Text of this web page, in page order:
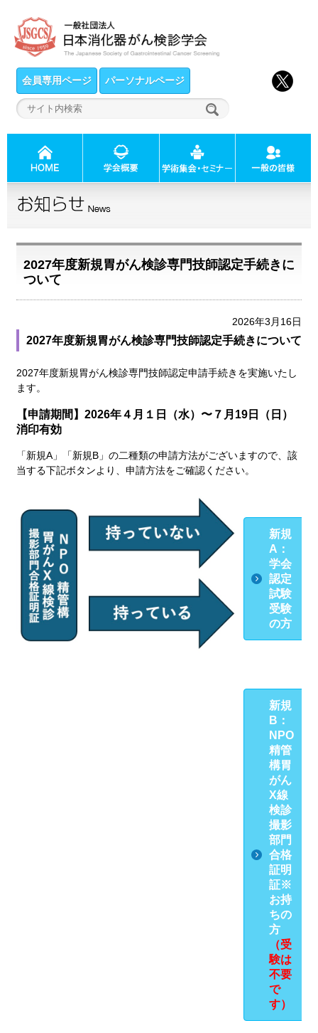
会員専用ページ パーソナルページ
2027年度新規胃がん検診専門技師認定手続きに
ついて
2026年3月16日
2027年度新規胃がん検診専門技師認定手続きについて
2027年度新規胃がん検診専門技師認定申請手続きを実施いたし
ます。
【申請期間】2026年４月１日（水）〜７月19日（日）
消印有効
「新規A」「新規B」の二種類の申請方法がございますので、該
当する下記ボタンより、申請方法をご確認ください。
新規
A：
学会
認定
試験
受験
の方
新規
B：
NPO
精管
構胃
がん
X線
検診
撮影
部門
合格
証明
証※
お持
ちの
方
（受
験は
不要
で
す）